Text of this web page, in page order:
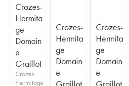
Crozes-
Hermita
ge
Domain
e
Graillot
Crozes-
Hermitage
Crozes-
Hermita
ge
Domain
e
Graillot
Crozes-
Hermita
ge
Domain
e
Graillot